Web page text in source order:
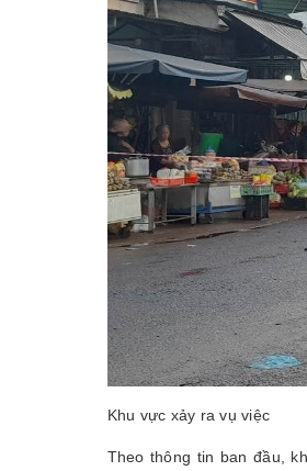
Khu vực xảy ra vụ việc
Theo thông tin ban đầu,